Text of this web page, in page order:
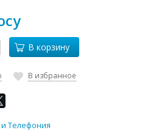
В корзину
В избранное
и Телефония